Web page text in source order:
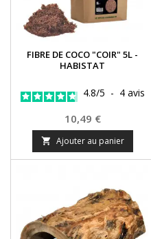
FIBRE DE COCO "COIR" 5L -
HABISTAT
4.8/5 - 4 avis
Prix
10,49 €
 Ajouter au panier